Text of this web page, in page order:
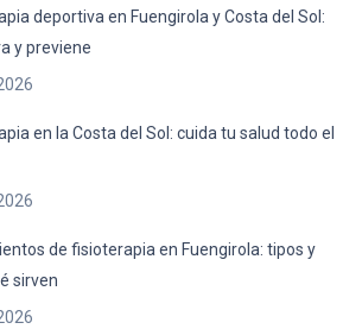
deportiva en Fuengirola y Costa del Sol:
y previene
en la Costa del Sol: cuida tu salud todo el
de fisioterapia en Fuengirola: tipos y
sirven